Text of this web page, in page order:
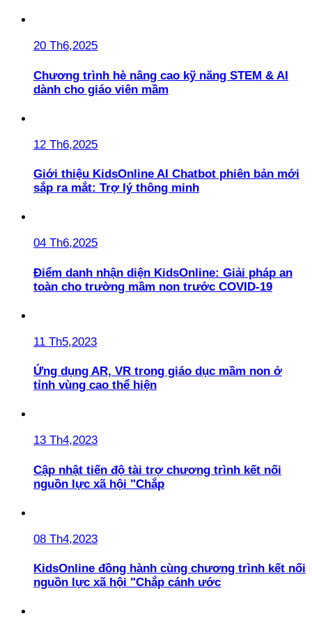
20 Th6,2025
Chương trình hè nâng cao kỹ năng STEM & AI
dành cho giáo viên mầm
12 Th6,2025
Giới thiệu KidsOnline AI Chatbot phiên bản mới
sắp ra mắt: Trợ lý thông minh
04 Th6,2025
Điểm danh nhận diện KidsOnline: Giải pháp an
toàn cho trường mầm non trước COVID-19
11 Th5,2023
Ứng dụng AR, VR trong giáo dục mầm non ở
tỉnh vùng cao thể hiện
13 Th4,2023
Cập nhật tiến độ tài trợ chương trình kết nối
nguồn lực xã hội "Chắp
08 Th4,2023
KidsOnline đồng hành cùng chương trình kết nối
nguồn lực xã hội "Chắp cánh ước